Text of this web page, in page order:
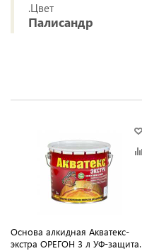
.Цвет
Палисандр
Основа алкидная Акватекс-
экстра ОРЕГОН 3 л УФ-защита,